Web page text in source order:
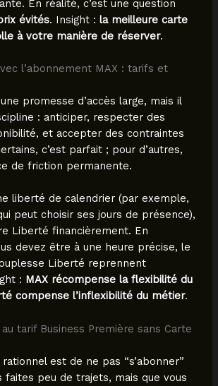
En réalité, c’est une question
évités. Insight : la meilleure carte
à votre manière de réserver.
l’abonnement MAX : tarifs et
promesse d’accès large, mais il
: anticiper, respecter des
et accepter des contraintes
c’est parfait ; pour d’autres,
de friction permanente.
liberté de calendrier (par exemple,
peut choisir ses jours de présence),
Liberté financièrement. En
devez être à une heure précise, le
Liberté reprennent
: MAX récompense la flexibilité du
compense l’inflexibilité du métier.
tarif Business Première sans Carte
est de ne pas “s’abonner”
faites peu de trajets, mais que vous